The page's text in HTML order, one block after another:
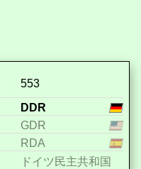
553
DDR
GDR
RDA
ドイツ民主共和国